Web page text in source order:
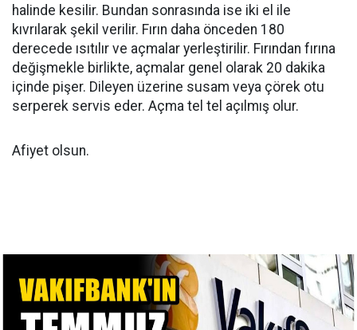
halinde kesilir. Bundan sonrasında ise iki el ile
kıvrılarak şekil verilir. Fırın daha önceden 180
derecede ısıtılır ve açmalar yerleştirilir. Fırından fırına
değişmekle birlikte, açmalar genel olarak 20 dakika
içinde pişer. Dileyen üzerine susam veya çörek otu
serperek servis eder. Açma tel tel açılmış olur.
Afiyet olsun.